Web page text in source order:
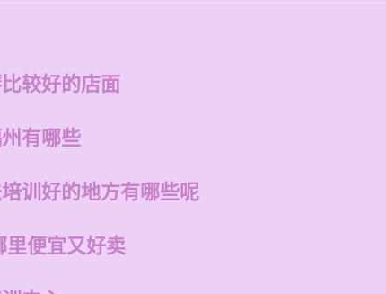
较好的店面
有哪些
训好的地方有哪些呢
里便宜又好卖